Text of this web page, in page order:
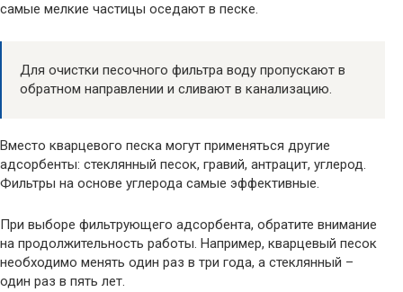
самые мелкие частицы оседают в песке.
Для очистки песочного фильтра воду пропускают в
обратном направлении и сливают в канализацию.
Вместо кварцевого песка могут применяться другие
адсорбенты: стеклянный песок, гравий, антрацит, углерод.
Фильтры на основе углерода самые эффективные.
При выборе фильтрующего адсорбента, обратите внимание
на продолжительность работы. Например, кварцевый песок
необходимо менять один раз в три года, а стеклянный –
один раз в пять лет.